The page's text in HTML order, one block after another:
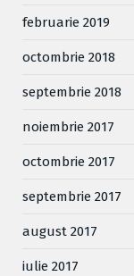
februarie 2019
octombrie 2018
septembrie 2018
noiembrie 2017
octombrie 2017
septembrie 2017
august 2017
iulie 2017